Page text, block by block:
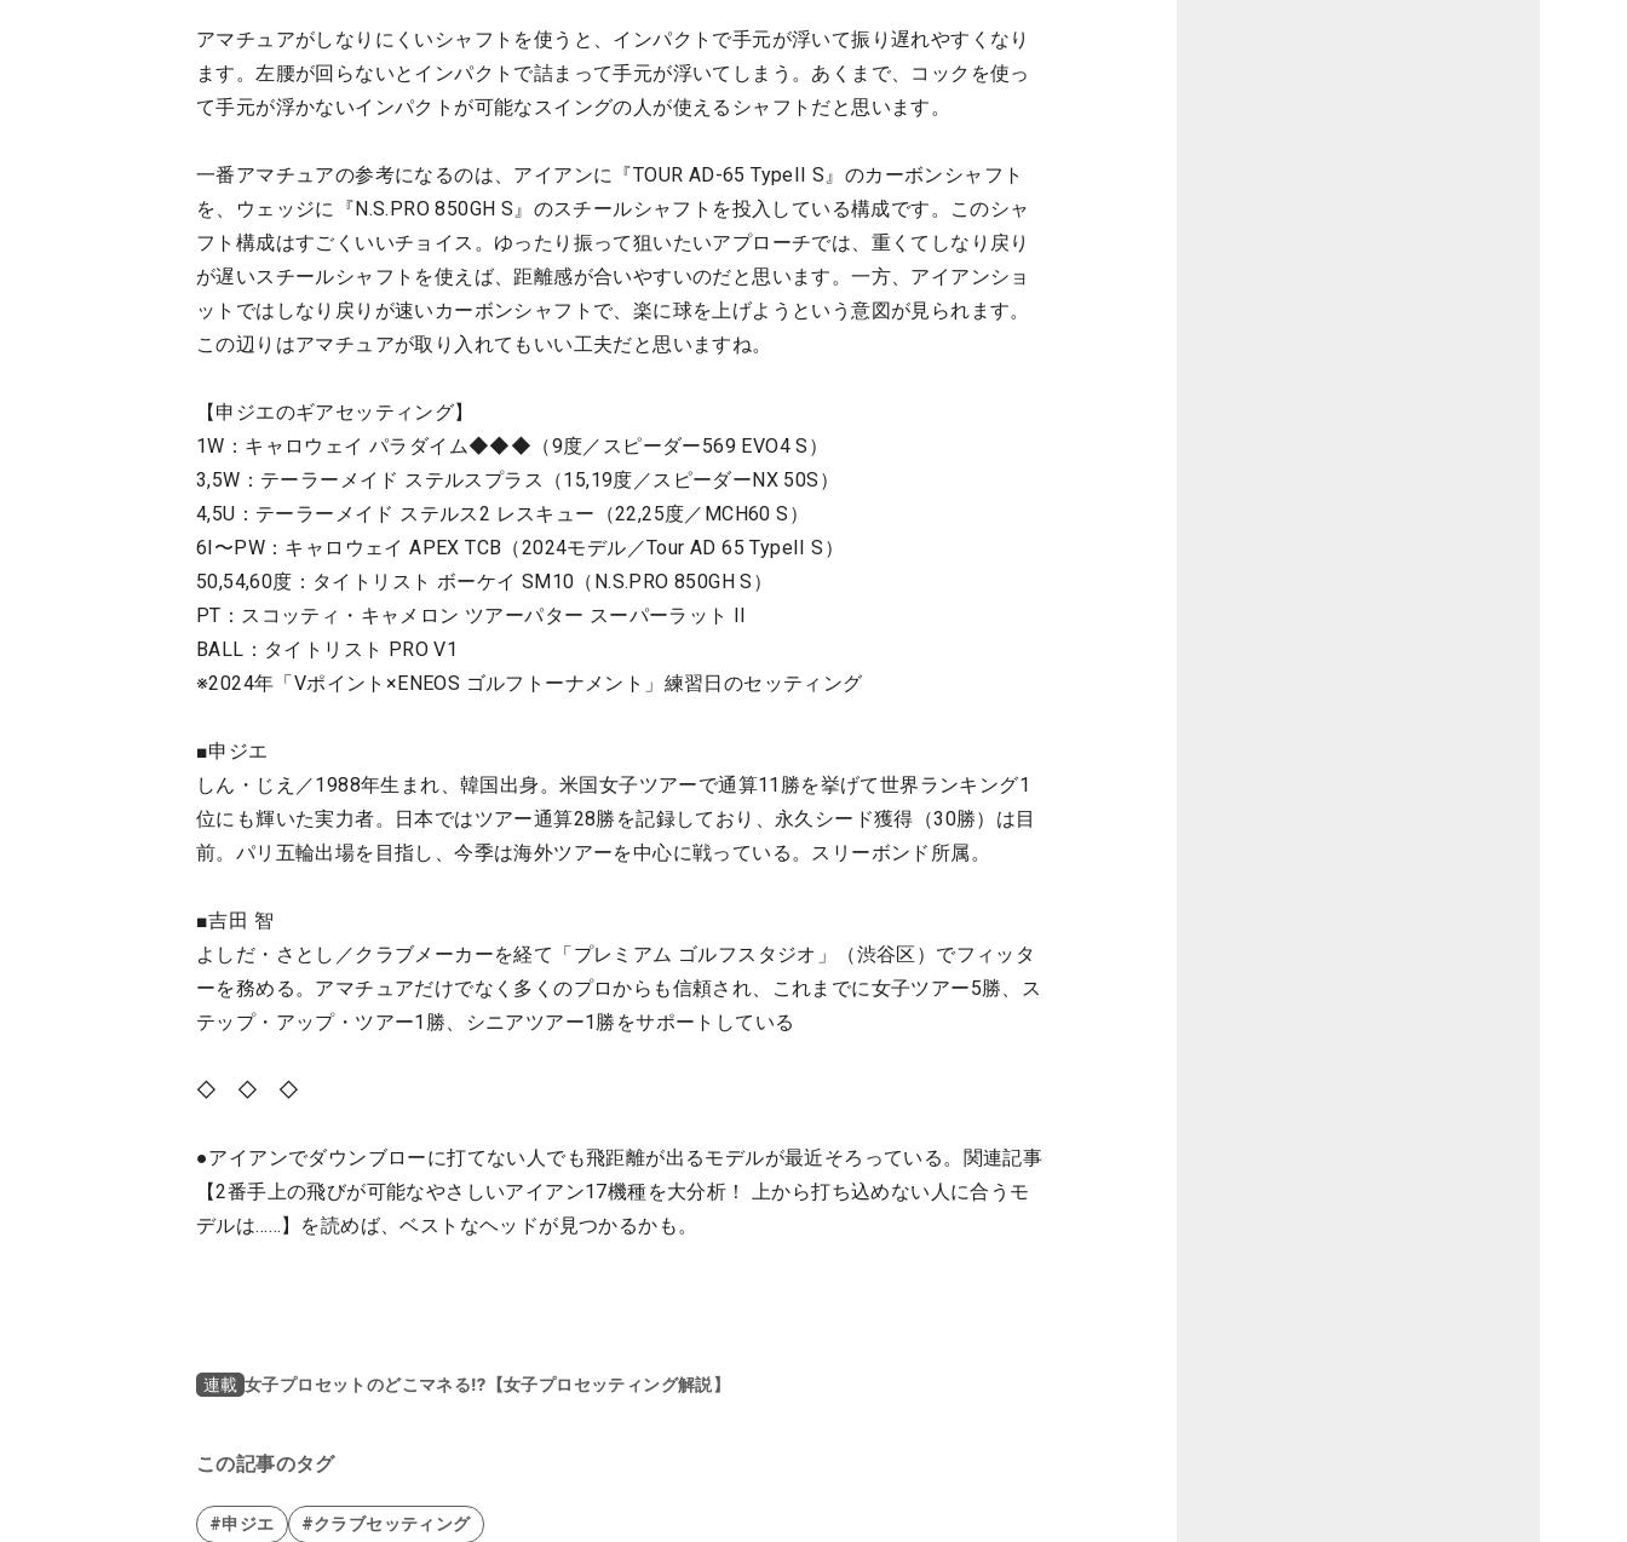
アマチュアがしなりにくいシャフトを使うと、インパクトで手元が浮いて振り遅れやすくなり
ます。左腰が回らないとインパクトで詰まって手元が浮いてしまう。あくまで、コックを使っ
て手元が浮かないインパクトが可能なスイングの人が使えるシャフトだと思います。
一番アマチュアの参考になるのは、アイアンに『TOUR AD-65 TypeII S』のカーボンシャフト
を、ウェッジに『N.S.PRO 850GH S』のスチールシャフトを投入している構成です。このシャ
フト構成はすごくいいチョイス。ゆったり振って狙いたいアプローチでは、重くてしなり戻り
が遅いスチールシャフトを使えば、距離感が合いやすいのだと思います。一方、アイアンショ
ットではしなり戻りが速いカーボンシャフトで、楽に球を上げようという意図が見られます。
この辺りはアマチュアが取り入れてもいい工夫だと思いますね。
【申ジエのギアセッティング】
1W：キャロウェイ パラダイム◆◆◆（9度／スピーダー569 EVO4 S）
3,5W：テーラーメイド ステルスプラス（15,19度／スピーダーNX 50S）
4,5U：テーラーメイド ステルス2 レスキュー（22,25度／MCH60 S）
6I〜PW：キャロウェイ APEX TCB（2024モデル／Tour AD 65 TypeII S）
50,54,60度：タイトリスト ボーケイ SM10（N.S.PRO 850GH S）
PT：スコッティ・キャメロン ツアーパター スーパーラット II
BALL：タイトリスト PRO V1
※2024年「Vポイント×ENEOS ゴルフトーナメント」練習日のセッティング
■申ジエ
しん・じえ／1988年生まれ、韓国出身。米国女子ツアーで通算11勝を挙げて世界ランキング1
位にも輝いた実力者。日本ではツアー通算28勝を記録しており、永久シード獲得（30勝）は目
前。パリ五輪出場を目指し、今季は海外ツアーを中心に戦っている。スリーボンド所属。
■吉田 智
よしだ・さとし／クラブメーカーを経て「プレミアム ゴルフスタジオ」（渋谷区）でフィッタ
ーを務める。アマチュアだけでなく多くのプロからも信頼され、これまでに女子ツアー5勝、ス
テップ・アップ・ツアー1勝、シニアツアー1勝をサポートしている
◇ ◇ ◇
●アイアンでダウンブローに打てない人でも飛距離が出るモデルが最近そろっている。関連記事
【2番手上の飛びが可能なやさしいアイアン17機種を大分析！ 上から打ち込めない人に合うモ
デルは……】を読めば、ベストなヘッドが見つかるかも。
連載 女子プロセットのどこマネる⁉【女子プロセッティング解説】
この記事のタグ
#申ジエ #クラブセッティング